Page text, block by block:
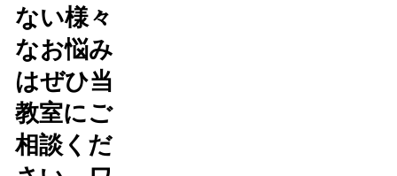
ない様々
なお悩み
はぜひ当
教室にご
相談くだ